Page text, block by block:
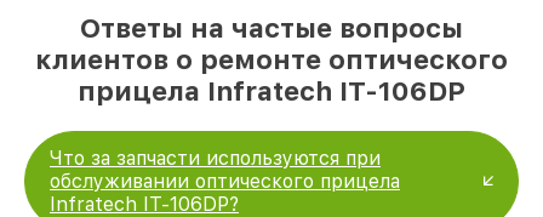
Ответы на частые вопросы
клиентов о ремонте оптического
прицела Infratech IT-106DP
Что за запчасти используются при
обслуживании оптического прицела
Infratech IT-106DP?